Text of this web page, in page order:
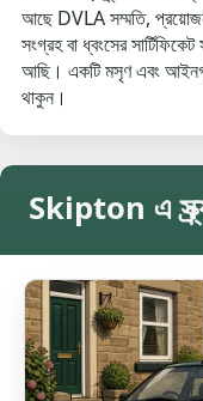
আছে DVLA সম্মতি,
সংগ্রহ বা ধ্বংসের
আছি। একটি মসৃণ এবং
থাকুন।
Skipton এ